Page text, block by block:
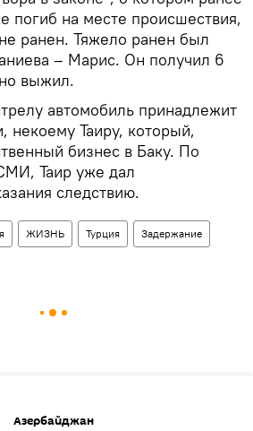
погиб на месте происшествия,
ранен. Тяжело ранен был
– Марис. Он получил 6
выжил.
автомобиль принадлежит
некоему Таиру, который,
бизнес в Баку. По
Таир уже дал
следствию.
ЖИЗНЬ Турция Задержание
Азербайджан